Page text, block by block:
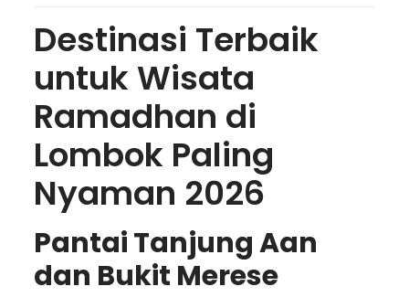
Destinasi Terbaik
untuk Wisata
Ramadhan di
Lombok Paling
Nyaman 2026
Pantai Tanjung Aan
dan Bukit Merese